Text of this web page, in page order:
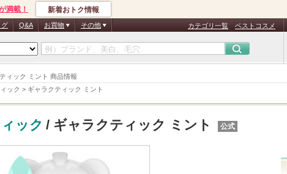
ィック ミント 商品情報
ック > ギャラクティック ミント
満載！ 新着おトク情報
グ Q&A お買物 その他 カテゴリ一覧 ベストコスメ
ック / ギャラクティック ミント 公式